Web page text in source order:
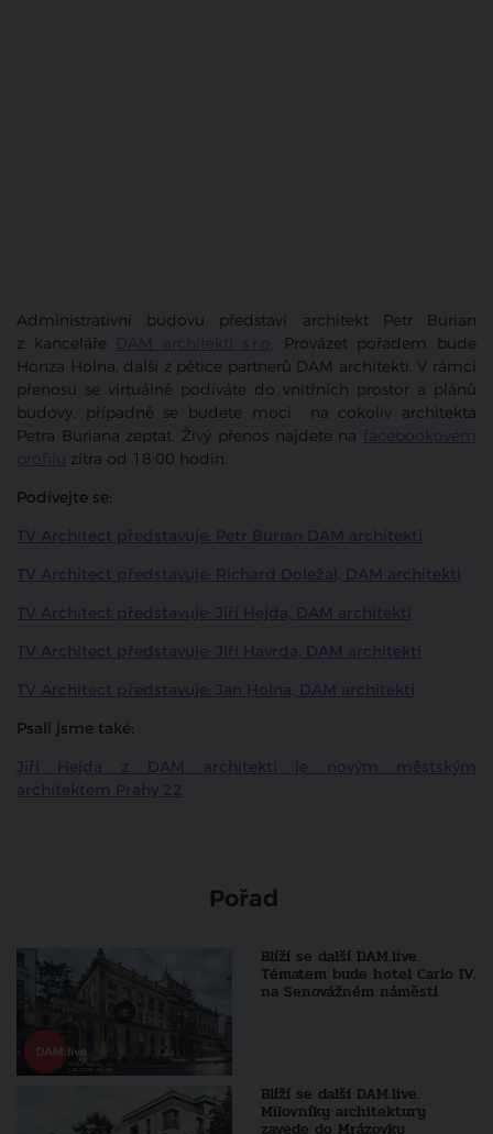
Administrativní budovu představí architekt Petr Burian
z kanceláře DAM architekti s.r.o. Provázet pořadem bude
Honza Holna, další z pětice partnerů DAM architekti. V rámci
přenosu se virtuálně podíváte do vnitřních prostor a plánů
budovy, případně se budete moci na cokoliv architekta
Petra Buriana zeptat. Živý přenos najdete na
facebookovém
profilu
zítra od 18:00 hodin.
Podívejte se:
TV Architect představuje: Petr Burian DAM architekti
TV Architect představuje: Richard Doležal, DAM architekti
TV Architect představuje: Jiří Hejda, DAM architekti
TV Architect představuje: Jiří Havrda, DAM architekti
TV Architect představuje: Jan Holna, DAM architekti
Psali jsme také:
Jiří Hejda z DAM architekti je novým městským
architektem Prahy 22
Pořad
Blíží se další DAM.live.
Tématem bude hotel Carlo IV.
na Senovážném náměstí
Blíží se další DAM.live.
Milovníky architektury
zavede do Mrázovky